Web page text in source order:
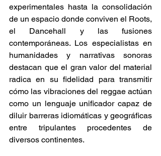
experimentales hasta la consolidación
de un espacio donde conviven el Roots,
el Dancehall y las fusiones
contemporáneas. Los especialistas en
humanidades y narrativas sonoras
destacan que el gran valor del material
radica en su fidelidad para transmitir
cómo las vibraciones del reggae actúan
como un lenguaje unificador capaz de
diluir barreras idiomáticas y geográficas
entre tripulantes procedentes de
diversos continentes.